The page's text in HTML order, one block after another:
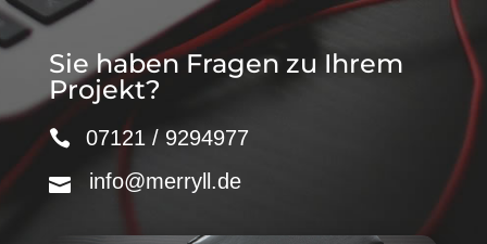
Sie haben Fragen zu Ihrem
Projekt?
07121 / 9294977
info@merryll.de